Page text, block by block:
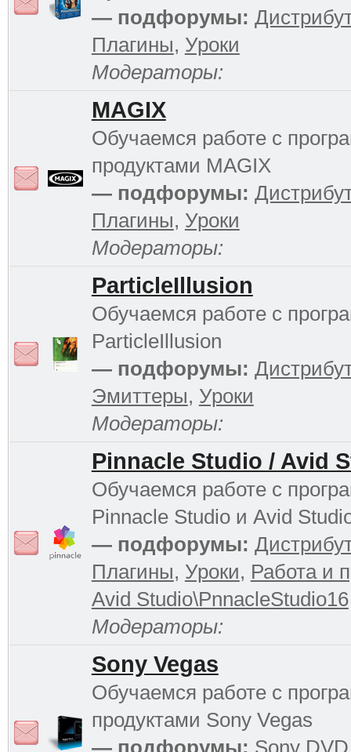
— подфорумы:
Плагины, Уроки
Модераторы:
MAGIX
Обучаемся работе с
продуктами MAGIX
— подфорумы:
Плагины, Уроки
Модераторы:
ParticleIllusion
Обучаемся работе с
ParticleIllusion
— подфорумы:
Эмиттеры, Уроки
Модераторы:
Pinnacle Studio / Avid
Обучаемся работе с
Pinnacle Studio и Avid
— подфорумы:
Плагины, Уроки, Работа и
Avid Studio\PnnacleStudio16
Модераторы:
Sony Vegas
Обучаемся работе с
продуктами Sony Vegas
— подфорумы: Sony